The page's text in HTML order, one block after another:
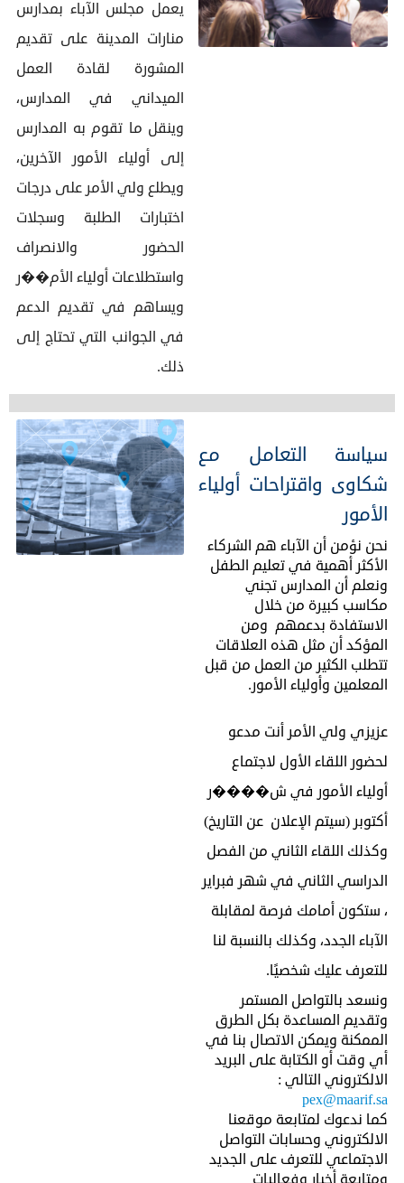
يعمل مجلس الآباء بمدارس
منارات المدينة على تقديم
المشورة لقادة العمل
الميداني في المدارس،
وينقل ما تقوم به المدارس
إلى أولياء الأمور الآخرين،
ويطلع ولي الأمر على درجات
اختبارات الطلبة وسجلات
الحضور والانصراف
واستطلاعات أولياء الأم��ر
ويساهم في تقديم الدعم
في الجوانب التي تحتاج إلى
ذلك.
سياسة التعامل مع
شكاوى واقتراحات أولياء
الأمور
نحن نؤمن أن الآباء هم الشركاء
الأكثر أهمية في تعليم الطفل
ونعلم أن المدارس تجني
مكاسب كبيرة من خلال
الاستفادة بدعمهم ومن
المؤكد أن مثل هذه العلاقات
تتطلب الكثير من العمل من قبل
المعلمين وأولياء الأمور.
عزيزي ولي الأمر أنت مدعو
لحضور اللقاء الأول لاجتماع
أولياء الأمور في ش����ر
أكتوبر (سيتم الإعلان عن التاريخ)
وكذلك اللقاء الثاني من الفصل
الدراسي الثاني في شهر فبراير
، ستكون أمامك فرصة لمقابلة
الآباء الجدد، وكذلك بالنسبة لنا
للتعرف عليك شخصيًا.
ونسعد بالتواصل المستمر
وتقديم المساعدة بكل الطرق
الممكنة ويمكن الاتصال بنا في
أي وقت أو الكتابة على البريد
الالكتروني التالي :
pex@maarif.sa
كما ندعوك لمتابعة موقعنا
الالكتروني وحسابات التواصل
الاجتماعي للتعرف على الجديد